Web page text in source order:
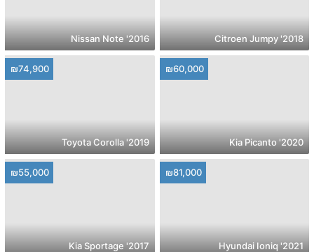
2018' Citroen Jumpy
2016' Nissan Note
₪60,000
2020' Kia Picanto
₪74,900
2019' Toyota Corolla
₪81,000
2021' Hyundai Ioniq
₪55,000
2017' Kia Sportage